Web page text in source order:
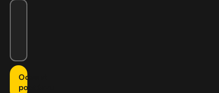
Odeslat
poptávku